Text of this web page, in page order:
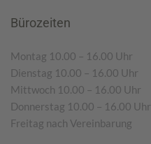
Bürozeiten
Montag 10.00 – 16.00 Uhr
Dienstag 10.00 – 16.00 Uhr
Mittwoch 10.00 – 16.00 Uhr
Donnerstag 10.00 – 16.00 Uhr
Freitag nach Vereinbarung